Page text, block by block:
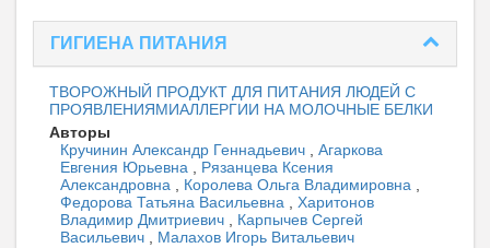
ГИГИЕНА ПИТАНИЯ
ТВОРОЖНЫЙ ПРОДУКТ ДЛЯ ПИТАНИЯ ЛЮДЕЙ C
ПРОЯВЛЕНИЯМИАЛЛЕРГИИ НА МОЛОЧНЫЕ БЕЛКИ
Авторы
Кручинин Александр Геннадьевич
Агаркова
Евгения Юрьевна
Рязанцева Ксения
Александровна
Королева Ольга Владимировна
Федорова Татьяна Васильевна
Харитонов
Владимир Дмитриевич
Карпычев Сергей
Васильевич
Малахов Игорь Витальевич